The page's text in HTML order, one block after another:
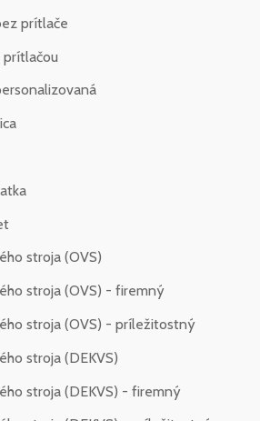
prítlače
prítlačou
stroja (OVS)
stroja (OVS) - firemný
stroja (OVS) - príležitostný
stroja (DEKVS)
stroja (DEKVS) - firemný